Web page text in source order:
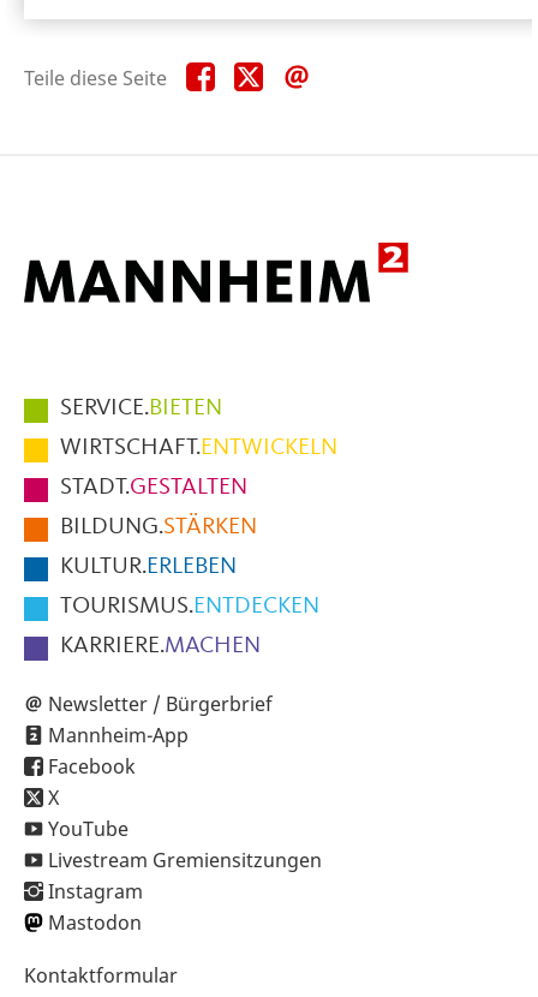
Teile diese Seite Teile
diese
Teile
diese
Hauptmenüpunkte
im
Fußbereich
der
Seite
SERVICE.BIETEN
WIRTSCHAFT.ENTWICKELN
STADT.GESTALTEN
BILDUNG.STÄRKEN
KULTUR.ERLEBEN
TOURISMUS.ENTDECKEN
KARRIERE.MACHEN
Newsletter / Bürgerbrief
Mannheim-App
Facebook
X
YouTube
Livestream Gremiensitzungen
Instagram
Mastodon
Sekundärnavigation
Kontaktformular